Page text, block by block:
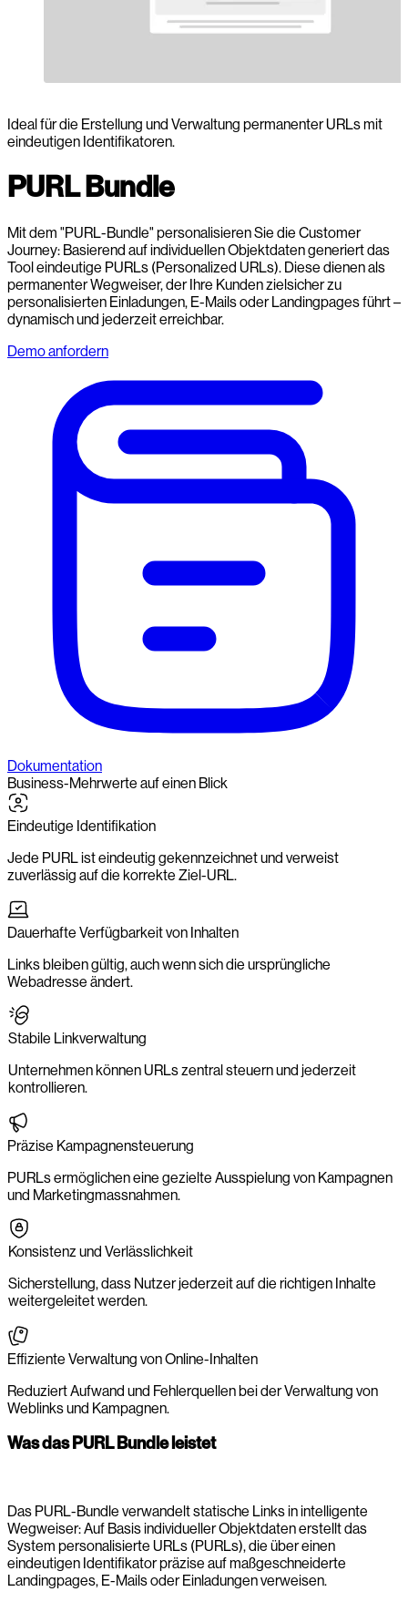
Ideal für die Erstellung und Verwaltung permanenter URLs mit
eindeutigen Identifikatoren.
PURL Bundle
Mit dem "PURL-Bundle" personalisieren Sie die Customer
Journey: Basierend auf individuellen Objektdaten generiert das
Tool eindeutige PURLs (Personalized URLs). Diese dienen als
permanenter Wegweiser, der Ihre Kunden zielsicher zu
personalisierten Einladungen, E-Mails oder Landingpages führt –
dynamisch und jederzeit erreichbar.
Demo anfordern
Dokumentation
Business-Mehrwerte auf einen Blick
Eindeutige Identifikation
Jede PURL ist eindeutig gekennzeichnet und verweist
zuverlässig auf die korrekte Ziel-URL.
Dauerhafte Verfügbarkeit von Inhalten
Links bleiben gültig, auch wenn sich die ursprüngliche
Webadresse ändert.
Stabile Linkverwaltung
Unternehmen können URLs zentral steuern und jederzeit
kontrollieren.
Präzise Kampagnensteuerung
PURLs ermöglichen eine gezielte Ausspielung von Kampagnen
und Marketingmassnahmen.
Konsistenz und Verlässlichkeit
Sicherstellung, dass Nutzer jederzeit auf die richtigen Inhalte
weitergeleitet werden.
Effiziente Verwaltung von Online-Inhalten
Reduziert Aufwand und Fehlerquellen bei der Verwaltung von
Weblinks und Kampagnen.
Was das PURL Bundle leistet
Das PURL-Bundle verwandelt statische Links in intelligente
Wegweiser: Auf Basis individueller Objektdaten erstellt das
System personalisierte URLs (PURLs), die über einen
eindeutigen Identifikator präzise auf maßgeschneiderte
Landingpages, E-Mails oder Einladungen verweisen.